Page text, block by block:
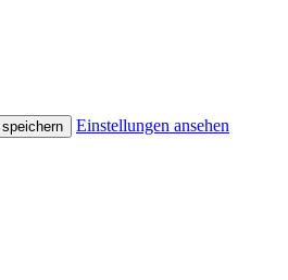
Einstellungen ansehen